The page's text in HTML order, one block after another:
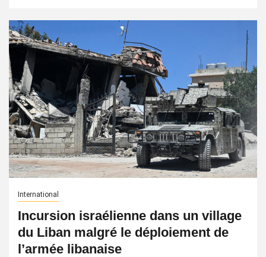
International
Incursion israélienne dans un village
du Liban malgré le déploiement de
l’armée libanaise